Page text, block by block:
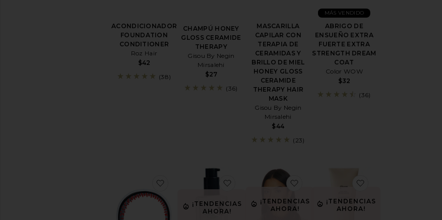
ACONDICIONADOR
FOUNDATION
CONDITIONER
Roz Hair
$42
(38)
CHAMPÚ HONEY
GLOSS CERAMIDE
THERAPY
Gisou By Negin
Mirsalehi
$27
(36)
MASCARILLA
CAPILAR CON
TERAPIA DE
CERAMIDAS Y
BRILLO DE MIEL
HONEY GLOSS
CERAMIDE
THERAPY HAIR
MASK
Gisou By Negin
Mirsalehi
$44
(23)
ABRIGO DE
ENSUEÑO EXTRA
FUERTE EXTRA
STRENGTH DREAM
COAT
Color WOW
$32
MÁS VENDIDO
(36)
favoritoDIADEMA QUE FAVORECE EL CRECIMIENTO INTENSIVE
¡TENDENCIAS
AHORA!
favoritoSUERO CAPILAR TRAVEL MILK HAIR SERUM
¡TENDENCIAS
AHORA!
favoritoPAÑUELO OLIVIA
¡TENDENCIAS
AHORA!